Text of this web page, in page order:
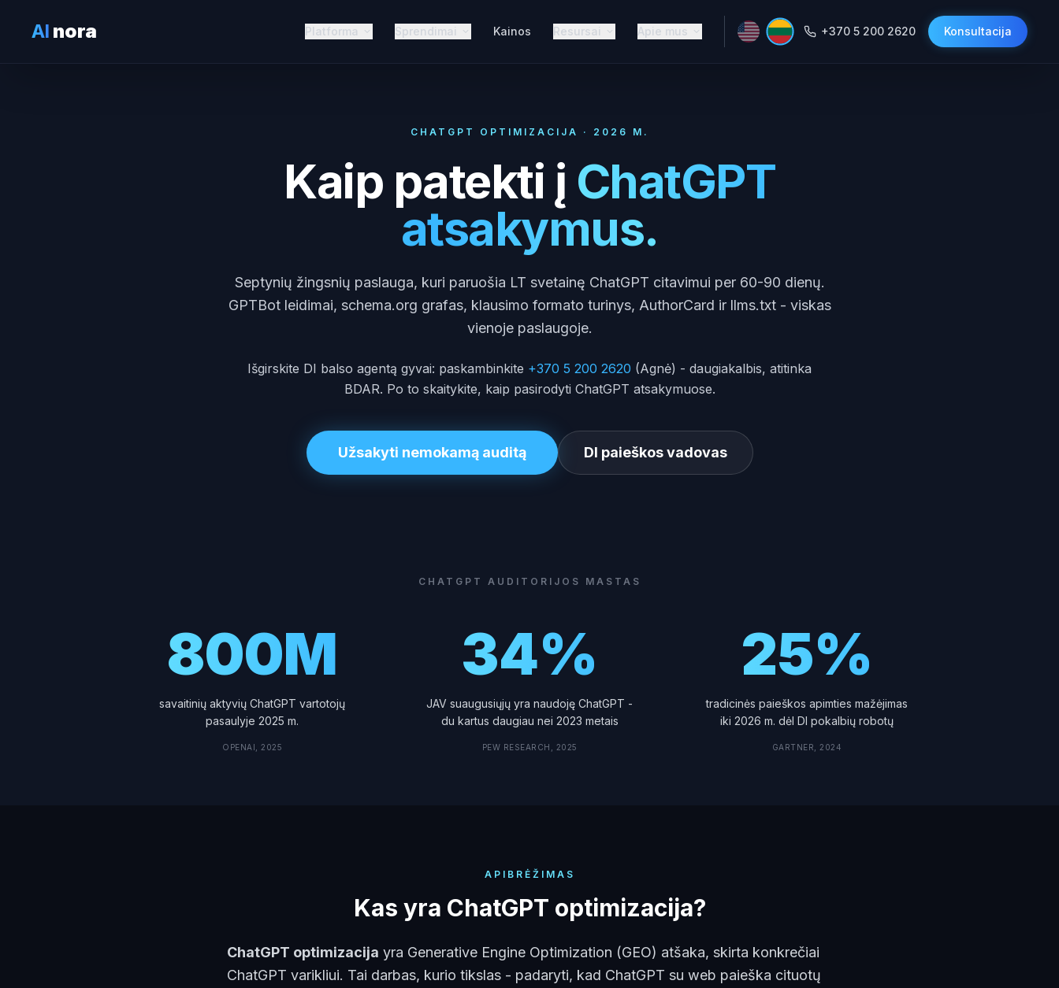
AI nora Platforma Sprendimai Kainos Resursai Apie mus +370 5 200 2620 Konsultacija
CHATGPT OPTIMIZACIJA · 2026 M.
Kaip patekti į ChatGPT
atsakymus.
Septynių žingsnių paslauga, kuri paruošia LT svetainę ChatGPT citavimui per 60-90 dienų.
GPTBot leidimai, schema.org grafas, klausimo formato turinys, AuthorCard ir llms.txt - viskas
vienoje paslaugoje.
Išgirskite DI balso agentą gyvai: paskambinkite +370 5 200 2620 (Agnė) - daugiakalbis, atitinka
BDAR. Po to skaitykite, kaip pasirodyti ChatGPT atsakymuose.
Užsakyti nemokamą auditą DI paieškos vadovas
CHATGPT AUDITORIJOS MASTAS
800M
savaitinių aktyvių ChatGPT vartotojų
pasaulyje 2025 m.
OPENAI, 2025
34%
JAV suaugusiųjų yra naudoję ChatGPT -
du kartus daugiau nei 2023 metais
PEW RESEARCH, 2025
25%
tradicinės paieškos apimties mažėjimas
iki 2026 m. dėl DI pokalbių robotų
GARTNER, 2024
APIBRĖŽIMAS
Kas yra ChatGPT optimizacija?
ChatGPT optimizacija yra Generative Engine Optimization (GEO) atšaka, skirta konkrečiai
ChatGPT varikliui. Tai darbas, kurio tikslas - padaryti, kad ChatGPT su web paieška cituotų